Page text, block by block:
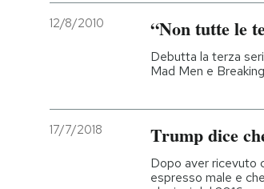
12/8/2010 “Non tutte le
Debutta la terza
Mad Men e
17/7/2018 Trump dice
Dopo aver ricevuto
espresso male e